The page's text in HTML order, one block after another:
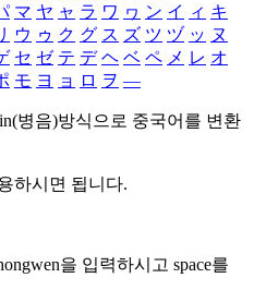
マ ヤ ャ ラ ワ ヮ ン イ ィ キ
ウ ゥ ク グ ス ズ ツ ヅ ッ ヌ
セ ゼ テ デ ヘ ベ ペ メ レ オ
モ ヨ ョ ロ ヲ ―
병음)방식으로 중국어를 변환
하시면 됩니다.
을 입력하시고 space를